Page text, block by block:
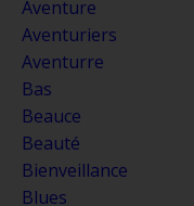
Aventure
Aventuriers
Aventurre
Bas
Beauce
Beauté
Bienveillance
Blues